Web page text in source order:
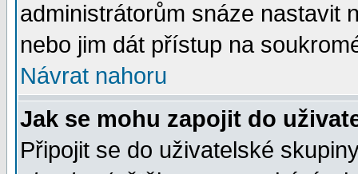
administrátorům snáze nastavit
nebo jim dát přístup na
Návrat nahoru
Jak se mohu zapojit do
Připojit se do uživatelské